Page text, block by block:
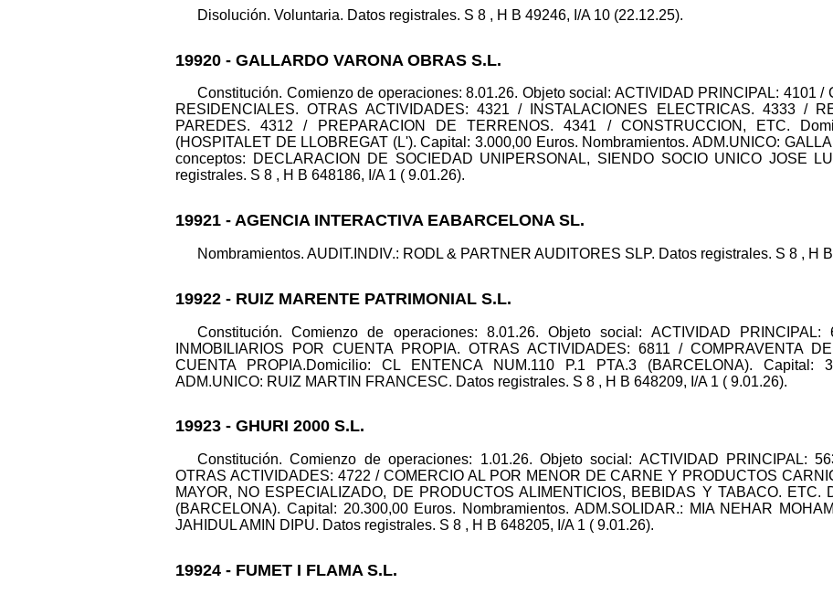
Disolución. Voluntaria. Datos registrales. S 8 , H B 49246, I/A 10 (22.12.25).
19920 - GALLARDO VARONA OBRAS S.L.
Constitución. Comienzo de operaciones: 8.01.26. Objeto social: ACTIVIDAD PRINCIPAL: 4101 /
RESIDENCIALES. OTRAS ACTIVIDADES: 4321 / INSTALACIONES ELECTRICAS. 4333 /
PAREDES. 4312 / PREPARACION DE TERRENOS. 4341 / CONSTRUCCION, ETC.
(HOSPITALET DE LLOBREGAT (L'). Capital: 3.000,00 Euros. Nombramientos. ADM.UNICO:
conceptos: DECLARACION DE SOCIEDAD UNIPERSONAL, SIENDO SOCIO UNICO JOSE
registrales. S 8 , H B 648186, I/A 1 ( 9.01.26).
19921 - AGENCIA INTERACTIVA EABARCELONA SL.
Nombramientos. AUDIT.INDIV.: RODL & PARTNER AUDITORES SLP. Datos registrales. S 8 , H
19922 - RUIZ MARENTE PATRIMONIAL S.L.
Constitución. Comienzo de operaciones: 8.01.26. Objeto social: ACTIVIDAD
INMOBILIARIOS POR CUENTA PROPIA. OTRAS ACTIVIDADES: 6811 / COMPRAVENTA
CUENTA PROPIA.Domicilio: CL ENTENCA NUM.110 P.1 PTA.3 (BARCELONA). Capital:
ADM.UNICO: RUIZ MARTIN FRANCESC. Datos registrales. S 8 , H B 648209, I/A 1 ( 9.01.26).
19923 - GHURI 2000 S.L.
Constitución. Comienzo de operaciones: 1.01.26. Objeto social: ACTIVIDAD PRINCIPAL:
OTRAS ACTIVIDADES: 4722 / COMERCIO AL POR MENOR DE CARNE Y PRODUCTOS
MAYOR, NO ESPECIALIZADO, DE PRODUCTOS ALIMENTICIOS, BEBIDAS Y TABACO. ETC.
(BARCELONA). Capital: 20.300,00 Euros. Nombramientos. ADM.SOLIDAR.: MIA NEHAR
JAHIDUL AMIN DIPU. Datos registrales. S 8 , H B 648205, I/A 1 ( 9.01.26).
19924 - FUMET I FLAMA S.L.